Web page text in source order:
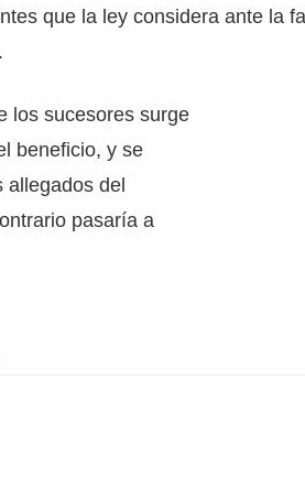
que la ley considera ante la
los sucesores surge
beneficio, y se
del
pasaría a